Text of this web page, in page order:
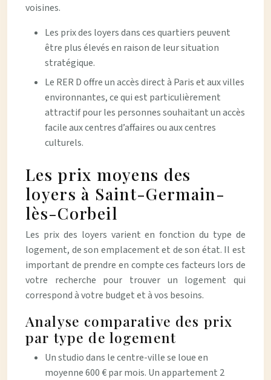
voisines.
Les prix des loyers dans ces quartiers peuvent
être plus élevés en raison de leur situation
stratégique.
Le RER D offre un accès direct à Paris et aux villes
environnantes, ce qui est particulièrement
attractif pour les personnes souhaitant un accès
facile aux centres d’affaires ou aux centres
culturels.
Les prix moyens des
loyers à Saint-Germain-
lès-Corbeil
Les prix des loyers varient en fonction du type de
logement, de son emplacement et de son état. Il est
important de prendre en compte ces facteurs lors de
votre recherche pour trouver un logement qui
correspond à votre budget et à vos besoins.
Analyse comparative des prix
par type de logement
Un studio dans le centre-ville se loue en
moyenne 600 € par mois. Un appartement 2